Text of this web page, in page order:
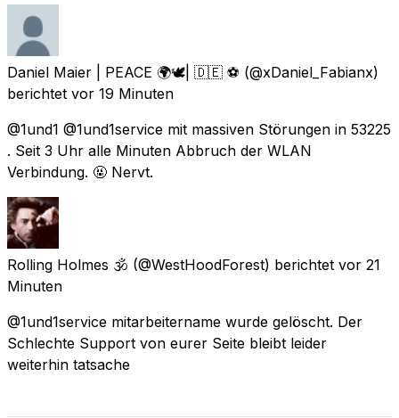
Daniel Maier | PEACE 🌍🕊| 🇩🇪 ⚽️ (@xDaniel_Fabianx)
berichtet vor 19 Minuten
@1und1 @1und1service mit massiven Störungen in 53225
. Seit 3 Uhr alle Minuten Abbruch der WLAN
Verbindung. 🤬 Nervt.
Rolling Holmes 🕉️ (@WestHoodForest) berichtet vor 21
Minuten
@1und1service mitarbeitername wurde gelöscht. Der
Schlechte Support von eurer Seite bleibt leider
weiterhin tatsache